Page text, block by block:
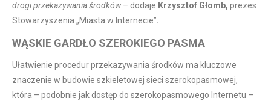
drogi przekazywania środków – dodaje Krzysztof Głomb, prezes
Stowarzyszenia „Miasta w Internecie”.
WĄSKIE GARDŁO SZEROKIEGO PASMA
Ułatwienie procedur przekazywania środków ma kluczowe
znaczenie w budowie szkieletowej sieci szerokopasmowej,
która – podobnie jak dostęp do szerokopasmowego Internetu –